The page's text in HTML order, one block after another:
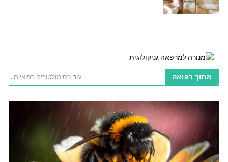
מתוך רפואה עוד בסימולטורים רפואיים...